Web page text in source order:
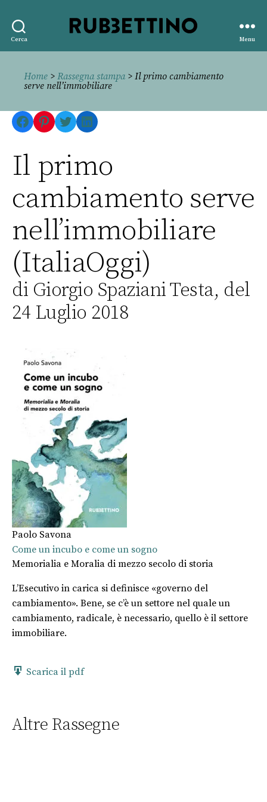
Cerca
editore
Menu
Home > Rassegna stampa> Il primo cambiamento
serve nell’immobiliare
Facebook
Pinterest
TwitterLinkedIn
Il primo
cambiamento serve
nell’immobiliare
(ItaliaOggi)
di Giorgio Spaziani Testa, del
24 Luglio 2018
Paolo Savona
Come un incubo e come un sogno
Memorialia e Moralia di mezzo secolo di storia
L’Esecutivo in carica si definisce «governo del
cambiamento». Bene, se c’è un settore nel quale un
cambiamento, radicale, è necessario, quello è il settore
immobiliare.
Scarica il pdf
Altre Rassegne